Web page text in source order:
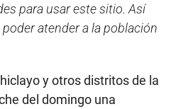
para usar este sitio. Así
atender a la población
y otros distritos de la
del domingo una